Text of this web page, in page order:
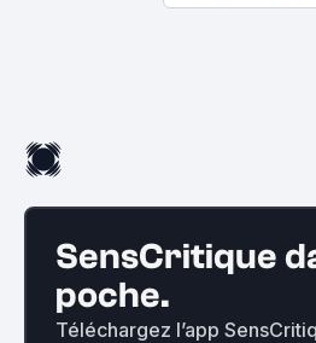
SensCritique
poche.
Téléchargez l’app